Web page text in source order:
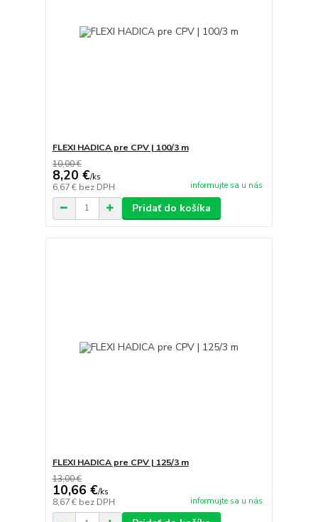
FLEXI HADICA pre CPV | 100/3 m
10,00 €
8,20 €/ks
6,67 € bez DPH informujte sa u nás
Pridať do košíka
FLEXI HADICA pre CPV | 125/3 m
13,00 €
10,66 €/ks
8,67 € bez DPH informujte sa u nás